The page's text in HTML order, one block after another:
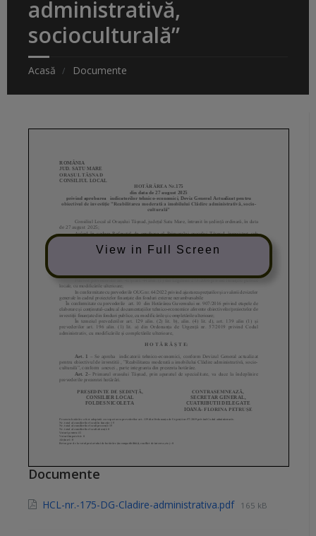
administrativă,
socioculturală”
Acasă Documente
View in Full Screen
Documente
HCL-nr.-175-DG-Cladire-administrativa.pdf 165 kB